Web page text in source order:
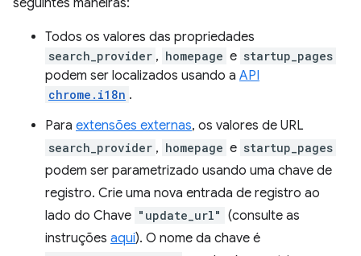
seguintes maneiras:
Todos os valores das propriedades
search_provider , homepage e startup_pages
podem ser localizados usando a API
chrome.i18n .
Para extensões externas, os valores de URL
search_provider , homepage e startup_pages
podem ser parametrizado usando uma chave de
registro. Crie uma nova entrada de registro ao
lado do Chave "update_url" (consulte as
instruções aqui). O nome da chave é